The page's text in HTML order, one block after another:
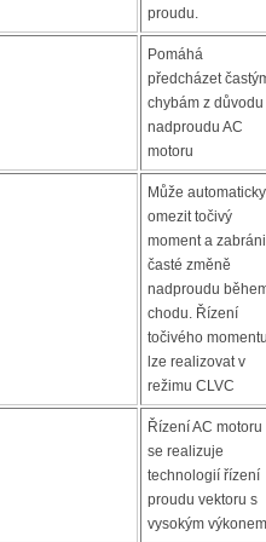
proudu.
Pomáhá
předcházet
chybám z důvodu
nadproudu AC
motoru
Může automaticky
omezit točivý
moment a
časté změně
nadproudu
chodu. Řízení
točivého
lze realizovat v
režimu CLVC
Řízení AC motoru
se realizuje
technologií řízení
proudu vektoru s
vysokým výkonem